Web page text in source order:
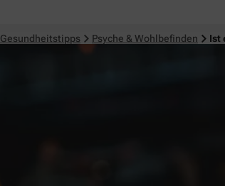
Gesundheitstipps Psyche & Wohlbefinden Ist